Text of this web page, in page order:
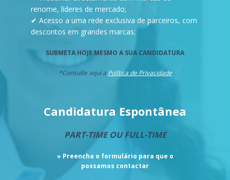
renome, líderes de mercado;
✔ Acesso a uma rede exclusiva de parceiros, com
descontos em grandes marcas;
SUBMETA HOJE MESMO A SUA CANDIDATURA
*Consulte aqui a Política de Privacidade
Candidatura Espontânea
PART-TIME OU FULL-TIME
» Preencha o formulário para que o
possamos contactar